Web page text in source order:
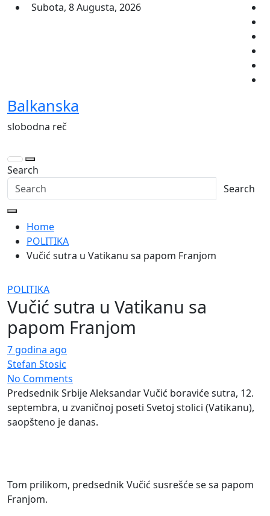
Skip
Subota, 8 Augusta, 2026
Balkanska
slobodna reč
Search
Search
Home
POLITIKA
Vučić sutra u Vatikanu sa papom Franjom
POLITIKA
Vučić sutra u Vatikanu sa
papom Franjom
7 godina ago
Stefan Stosic
No Comments
Predsednik Srbije Aleksandar Vučić boraviće sutra, 12.
septembra, u zvaničnoj poseti Svetoj stolici (Vatikanu),
saopšteno je danas.
Tom prilikom, predsednik Vučić susrešće se sa papom
Franjom.